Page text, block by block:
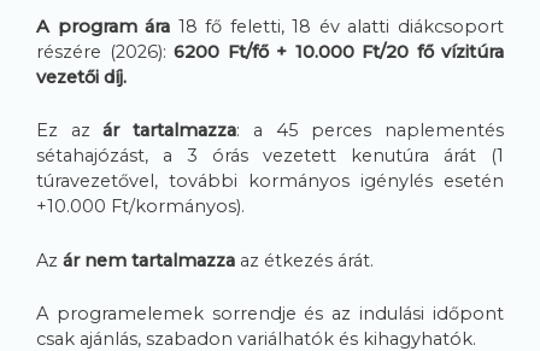
A program ára 18 fő feletti, 18 év alatti diákcsoport
részére (2026): 6200 Ft/fő + 10.000 Ft/20 fő vízitúra
vezetői díj.
Ez azár tartalmazza: a 45 perces naplementés
sétahajózást, a 3 órás vezetett kenutúra árát (1
túravezetővel, további kormányos igénylés esetén
+10.000 Ft/kormányos).
Az ár nem tartalmazza az étkezés árát.
A programelemek sorrendje és az indulási időpont
csak ajánlás, szabadon variálhatók és kihagyhatók.